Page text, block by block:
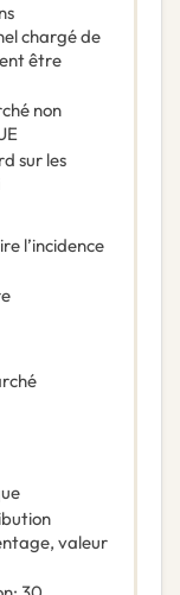
chargé de
être
non
sur les
l’incidence
valeur